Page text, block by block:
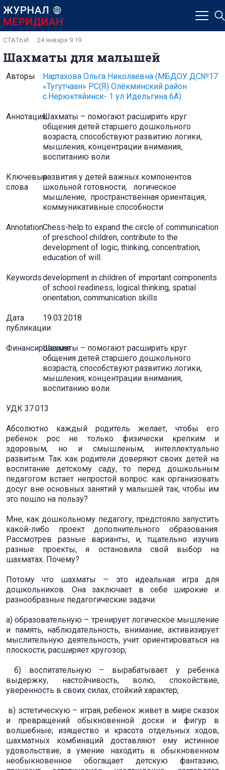
Шахматы для малышей
СТАТЬИ 24 января 9:19
Авторы Нартахова Ольга Николаевна (МБДОУ ДС№17
«Тугутчаан» РС(Я) Олёкминский район
с.Нерюктяйинск- 1 ул Идельгина 6А)
АннотацияШахматы – помогают расширить круг
общения детей старшего дошкольного
возраста, способствуют развитию логики,
мышления, концентрации внимания,
воспитанию воли.
Ключевые
слова
развития у детей важных компонентов
школьной готовности, логическое
мышление, пространственная ориентация,
коммуникативные способности
AnnotationChess-help to expand the circle of communication
of preschool children, contribute to the
development of logic, thinking, concentration,
education of will.
Keywordsdevelopment in children of important components
of school readiness, logical thinking, spatial
orientation, communication skills
Дата
публикации
19.03.2018
ФинансированиеШахматы – помогают расширить круг
общения детей старшего дошкольного
возраста, способствуют развитию логики,
мышления, концентрации внимания,
воспитанию воли.
УДК 37.013
Абсолютно каждый родитель желает, чтобы его
ребенок рос не только физически крепким и
здоровым, но и смышленым, интеллектуально
развитым. Так как родители доверяют своих детей на
воспитание детскому саду, то перед дошкольным
педагогом встает непростой вопрос: как организовать
досуг вне основных занятий у малышей так, чтобы им
это пошло на пользу?
Мне, как дошкольному педагогу, предстояло запустить
какой-либо проект дополнительного образования.
Рассмотрев разные варианты, и, тщательно изучив
разные проекты, я остановила свой выбор на
шахматах. Почему?
Потому что шахматы — это идеальная игра для
дошкольников. Она заключает в себе широкие и
разнообразные педагогические задачи:
а) образовательную – тренирует логическое мышление
и память, наблюдательность, внимание, активизирует
мыслительную деятельность, учит ориентироваться на
плоскости, расширяет кругозор;
б) воспитательную – вырабатывает у ребенка
выдержку, настойчивость, волю, спокойствие,
уверенность в своих силах, стойкий характер;
в) эстетическую – играя, ребенок живет в мире сказок
и превращений обыкновенной доски и фигур в
волшебные; изящество и красота отдельных ходов,
шахматных комбинаций доставляют ему истинное
удовольствие, а умение находить в обыкновенном
необыкновенное обогащает детскую фантазию,